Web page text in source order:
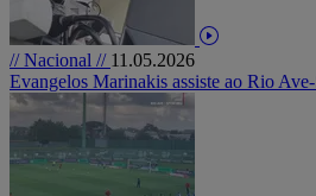
// Nacional // 11.05.2026
Evangelos Marinakis assiste ao Rio